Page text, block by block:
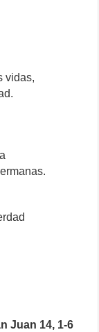
vidas,
Juan 14, 1-6